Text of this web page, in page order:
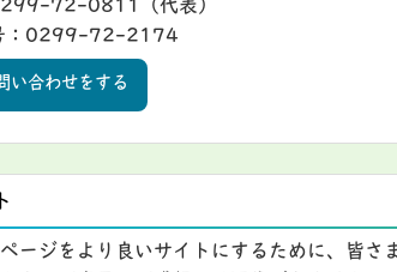
72-0811（代表）
：0299-72-2174
い合わせをする
ージをより良いサイトにするために、皆さ